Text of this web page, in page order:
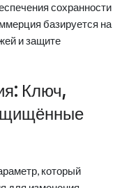
сохранности
базируется на
и защите
Ключ,
который